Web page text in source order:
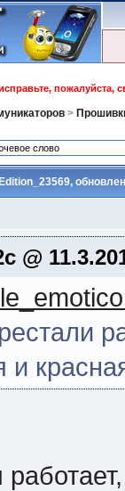
пожалуйста,
>
,
@
и